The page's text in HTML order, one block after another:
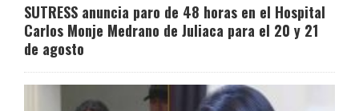
SUTRESS anuncia paro de 48 horas en el Hospital
Carlos Monje Medrano de Juliaca para el 20 y 21
de agosto